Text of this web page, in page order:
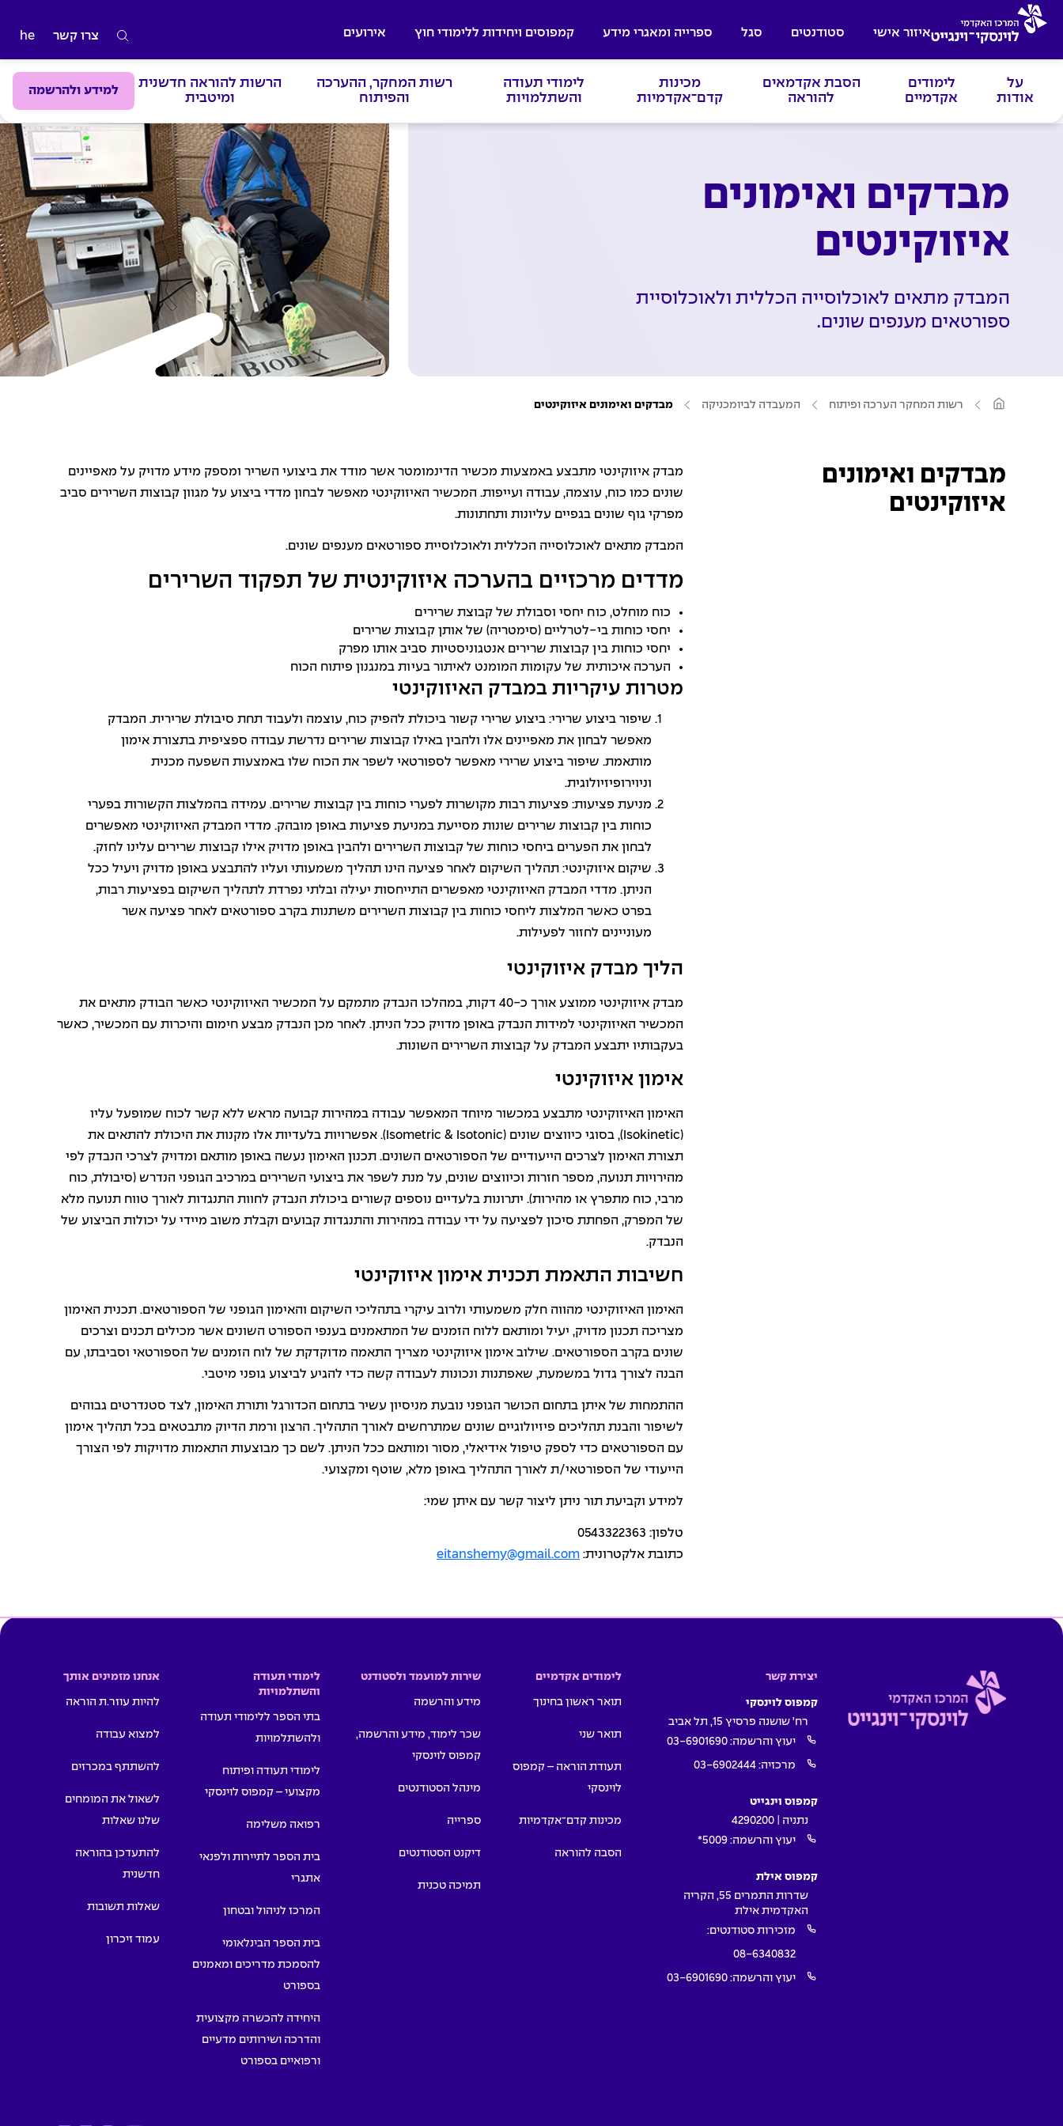
איזור אישי סטודנטים סגל ספרייה ומאגרי מידע קמפוסים ויחידות ללימודי חוץ
אירועים
ל
ד
י
ם
ל
ח
י
ש
צרו קשר he
על
אודות
לימודים
אקדמיים
הסבת אקדמאים
להוראה
מכינות
קדם־אקדמיות
לימודי תעודה
והשתלמויות
רשות המחקר, ההערכה
והפיתוח
הרשות להוראה חדשנית
ומיטבית
למידע ולהרשמה
מבדקים ואימונים
איזוקינטים
המבדק מתאים לאוכלוסייה הכללית ולאוכלוסיית
ספורטאים מענפים שונים.
ע
מ
י
ת
רשות המחקר הערכה ופיתוח המעבדה לביומכניקה מבדקים ואימונים איזוקינטים
מבדקים ואימונים
איזוקינטים
מבדק איזוקינטי מתבצע באמצעות מכשיר הדינמומטר אשר מודד את ביצועי השריר ומספק מידע מדויק על מאפיינים
שונים כמו כוח, עוצמה, עבודה ועייפות. המכשיר האיזוקינטי מאפשר לבחון מדדי ביצוע על מגוון קבוצות השרירים סביב
מפרקי גוף שונים בגפיים עליונות ותחתונות.
המבדק מתאים לאוכלוסייה הכללית ולאוכלוסיית ספורטאים מענפים שונים.
מדדים מרכזיים בהערכה איזוקינטית של תפקוד השרירים
כוח מוחלט, כוח יחסי וסבולת של קבוצת שרירים
יחסי כוחות בי-לטרליים (סימטריה) של אותן קבוצות שרירים
יחסי כוחות בין קבוצות שרירים אנטגוניסטיות סביב אותו מפרק
הערכה איכותית של עקומות המומנט לאיתור בעיות במנגנון פיתוח הכוח
מטרות עיקריות במבדק האיזוקינטי
שיפור ביצוע שרירי: ביצוע שרירי קשור ביכולת להפיק כוח, עוצמה ולעבוד תחת סיבולת שרירית. המבדק
מאפשר לבחון את מאפיינים אלו ולהבין באילו קבוצות שרירים נדרשת עבודה ספציפית בתצורת אימון
מותאמת. שיפור ביצוע שרירי מאפשר לספורטאי לשפר את הכוח שלו באמצעות השפעה מכנית
וניוירופיזיולוגית.
מניעת פציעות: פציעות רבות מקושרות לפערי כוחות בין קבוצות שרירים. עמידה בהמלצות הקשורות בפערי
כוחות בין קבוצות שרירים שונות מסייעת במניעת פציעות באופן מובהק. מדדי המבדק האיזוקינטי מאפשרים
לבחון את הפערים ביחסי כוחות של קבוצות השרירים ולהבין באופן מדויק אילו קבוצות שרירים עלינו לחזק.
שיקום איזוקינטי: תהליך השיקום לאחר פציעה הינו תהליך משמעותי ועליו להתבצע באופן מדויק ויעיל ככל
הניתן. מדדי המבדק האיזוקינטי מאפשרים התייחסות יעילה ובלתי נפרדת לתהליך השיקום בפציעות רבות,
בפרט כאשר המלצות ליחסי כוחות בין קבוצות השרירים משתנות בקרב ספורטאים לאחר פציעה אשר
מעוניינים לחזור לפעילות.
הליך מבדק איזוקינטי
מבדק איזוקינטי ממוצע אורך כ-40 דקות, במהלכו הנבדק מתמקם על המכשיר האיזוקינטי כאשר הבודק מתאים את
המכשיר האיזוקינטי למידות הנבדק באופן מדויק ככל הניתן. לאחר מכן הנבדק מבצע חימום והיכרות עם המכשיר, כאשר
בעקבותיו יתבצע המבדק על קבוצות השרירים השונות.
אימון איזוקינטי
האימון האיזוקינטי מתבצע במכשור מיוחד המאפשר עבודה במהירות קבועה מראש ללא קשר לכוח שמופעל עליו
(
Isokinetic ), בסוגי כיווצים שונים (Isometric & Isotonic ). אפשרויות בלעדיות אלו מקנות את היכולת להתאים את
תצורת האימון לצרכים הייעודיים של הספורטאים השונים. תכנון האימון נעשה באופן מותאם ומדויק לצרכי הנבדק לפי
מהירויות תנועה, מספר חזרות וכיווצים שונים, על מנת לשפר את ביצועי השרירים במרכיב הגופני הנדרש (סיבולת, כוח
מרבי, כוח מתפרץ או מהירות). יתרונות בלעדיים נוספים קשורים ביכולת הנבדק לחוות התנגדות לאורך טווח תנועה מלא
של המפרק, הפחתת סיכון לפציעה על ידי עבודה במהירות והתנגדות קבועים וקבלת משוב מיידי על יכולות הביצוע של
הנבדק.
חשיבות התאמת תכנית אימון איזוקינטי
האימון האיזוקינטי מהווה חלק משמעותי ולרוב עיקרי בתהליכי השיקום והאימון הגופני של הספורטאים. תכנית האימון
מצריכה תכנון מדויק, יעיל ומותאם ללוח הזמנים של המתאמנים בענפי הספורט השונים אשר מכילים תכנים וצרכים
שונים בקרב הספורטאים. שילוב אימון איזוקינטי מצריך התאמה מדוקדקת של לוח הזמנים של הספורטאי וסביבתו, עם
הבנה לצורך גדול במשמעת, שאפתנות ונכונות לעבודה קשה כדי להגיע לביצוע גופני מיטבי.
ההתמחות של איתן בתחום הכושר הגופני נובעת מניסיון עשיר בתחום הכדורגל ותורת האימון, לצד סטנדרטים גבוהים
לשיפור והבנת תהליכים פיזיולוגיים שונים שמתרחשים לאורך התהליך. הרצון ורמת הדיוק מתבטאים בכל תהליך אימון
עם הספורטאים כדי לספק טיפול אידיאלי, מסור ומותאם ככל הניתן. לשם כך מבוצעות התאמות מדויקות לפי הצורך
הייעודי של הספורטאי/ת לאורך התהליך באופן מלא, שוטף ומקצועי.
למידע וקביעת תור ניתן ליצור קשר עם איתן שמי:
טלפון: 0543322363
כתובת אלקטרונית: eitanshemy@gmail.com
יצירת קשר
קמפוס לוינסקי
רח' שושנה פרסיץ 15, תל אביב
יעוץ והרשמה: 03-6901690
מרכזיה: 03-6902444
קמפוס וינגייט
נתניה | 4290200
יעוץ והרשמה: 5009*
קמפוס אילת
שדרות התמרים 55, הקריה
האקדמית אילת
מזכירות סטודנטים:
08-6340832
יעוץ והרשמה: 03-6901690
לימודים אקדמיים
תואר ראשון בחינוך
תואר שני
תעודת הוראה – קמפוס
לוינסקי
מכינות קדם־אקדמיות
הסבה להוראה
שירות למועמד ולסטודנט
מידע והרשמה
שכר לימוד, מידע והרשמה,
קמפוס לוינסקי
מינהל הסטודנטים
ספרייה
דיקנט הסטודנטים
תמיכה טכנית
לימודי תעודה
והשתלמויות
בתי הספר ללימודי תעודה
ולהשתלמויות
לימודי תעודה ופיתוח
מקצועי – קמפוס לוינסקי
רפואה משלימה
בית הספר לתיירות ולפנאי
אתגרי
המרכז לניהול ובטחון
בית הספר הבינלאומי
להסמכת מדריכים ומאמנים
בספורט
היחידה להכשרה מקצועית
והדרכה ושירותים מדעיים
ורפואיים בספורט
אנחנו מזמינים אותך
להיות עוזר.ת הוראה
למצוא עבודה
להשתתף במכרזים
לשאול את המומחים
שלנו שאלות
להתעדכן בהוראה
חדשנית
שאלות תשובות
עמוד זיכרון